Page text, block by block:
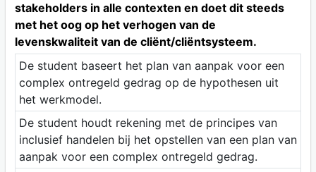
stakeholders in alle contexten en doet dit steeds
met het oog op het verhogen van de
levenskwaliteit van de cliënt/cliëntsysteem.
De student baseert het plan van aanpak voor een
complex ontregeld gedrag op de hypothesen uit
het werkmodel.
De student houdt rekening met de principes van
inclusief handelen bij het opstellen van een plan van
aanpak voor een complex ontregeld gedrag.